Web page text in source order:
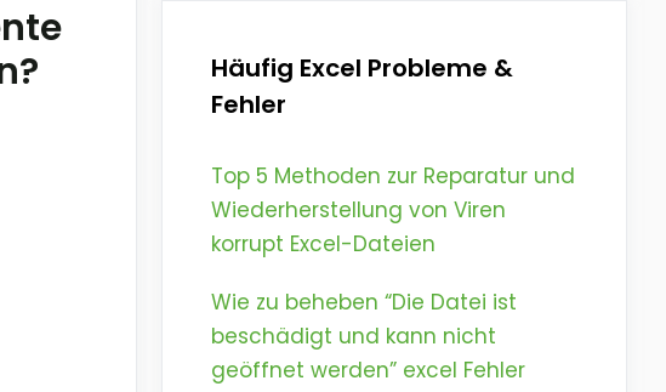
Häufig Excel Probleme &
Fehler
Top 5 Methoden zur Reparatur und
Wiederherstellung von Viren
korrupt Excel-Dateien
Wie zu beheben “Die Datei ist
beschädigt und kann nicht
geöffnet werden” excel Fehler